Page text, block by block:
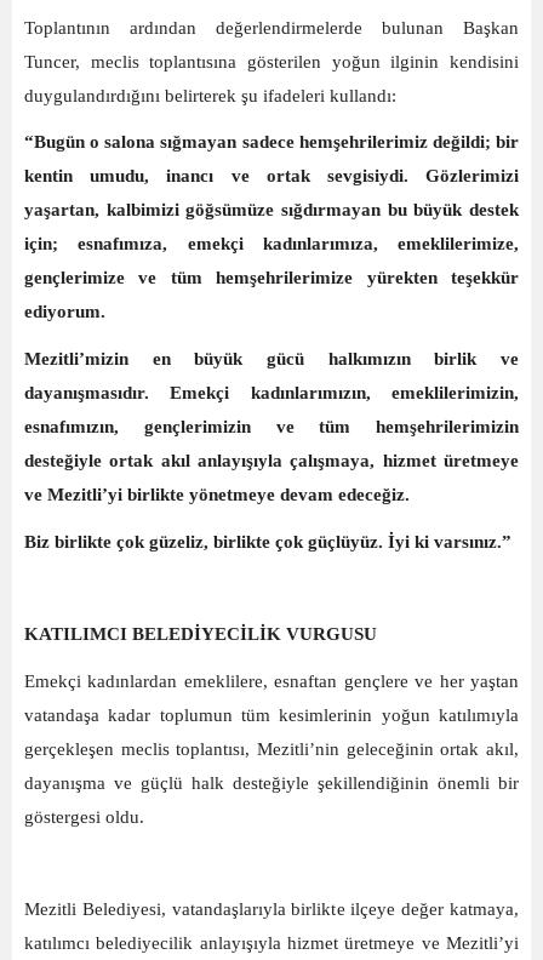
Toplantının ardından değerlendirmelerde bulunan Başkan
Tuncer, meclis toplantısına gösterilen yoğun ilginin kendisini
duygulandırdığını belirterek şu ifadeleri kullandı:
“Bugün o salona sığmayan sadece hemşehrilerimiz değildi; bir
kentin umudu, inancı ve ortak sevgisiydi. Gözlerimizi
yaşartan, kalbimizi göğsümüze sığdırmayan bu büyük destek
için; esnafımıza, emekçi kadınlarımıza, emeklilerimize,
gençlerimize ve tüm hemşehrilerimize yürekten teşekkür
ediyorum.
Mezitli’mizin en büyük gücü halkımızın birlik ve
dayanışmasıdır. Emekçi kadınlarımızın, emeklilerimizin,
esnafımızın, gençlerimizin ve tüm hemşehrilerimizin
desteğiyle ortak akıl anlayışıyla çalışmaya, hizmet üretmeye
ve Mezitli’yi birlikte yönetmeye devam edeceğiz.
Biz birlikte çok güzeliz, birlikte çok güçlüyüz. İyi ki varsınız.”
KATILIMCI BELEDİYECİLİK VURGUSU
Emekçi kadınlardan emeklilere, esnaftan gençlere ve her yaştan
vatandaşa kadar toplumun tüm kesimlerinin yoğun katılımıyla
gerçekleşen meclis toplantısı, Mezitli’nin geleceğinin ortak akıl,
dayanışma ve güçlü halk desteğiyle şekillendiğinin önemli bir
göstergesi oldu.
Mezitli Belediyesi, vatandaşlarıyla birlikte ilçeye değer katmaya,
katılımcı belediyecilik anlayışıyla hizmet üretmeye ve Mezitli’yi